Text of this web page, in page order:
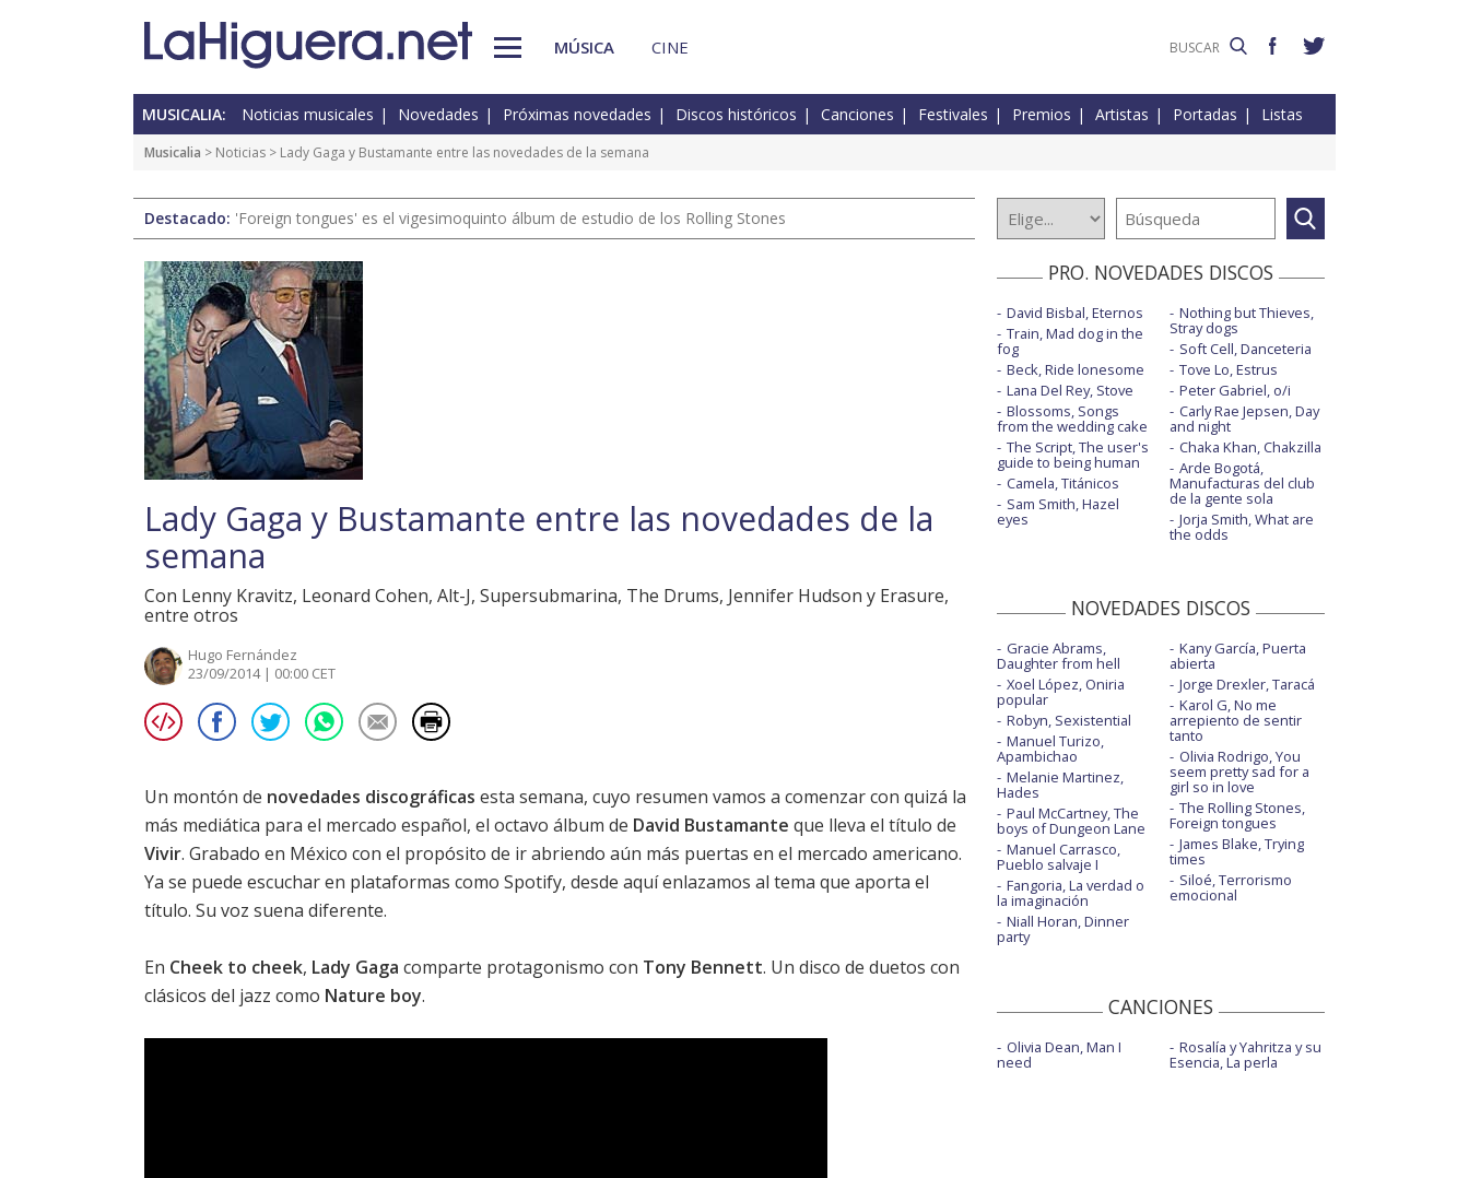
MÚSICA CINE
MUSICALIA: Noticias musicales Novedades Próximas novedades Discos históricos Canciones Festivales Premios Artistas Portadas Listas
Musicalia > Noticias > Lady Gaga y Bustamante entre las novedades de la semana
Destacado: 'Foreign tongues' es el vigesimoquinto álbum de estudio de los Rolling Stones
Lady Gaga y Bustamante entre las novedades de la
semana
Con Lenny Kravitz, Leonard Cohen, Alt-J, Supersubmarina, The Drums, Jennifer Hudson y Erasure,
entre otros
Hugo Fernández
23/09/2014 | 00:00 CET
Un montón de novedades discográficas esta semana, cuyo resumen vamos a comenzar con quizá la
más mediática para el mercado español, el octavo álbum de David Bustamante que lleva el título de
Vivir. Grabado en México con el propósito de ir abriendo aún más puertas en el mercado americano.
Ya se puede escuchar en plataformas como Spotify, desde aquíenlazamos al tema que aporta el
título. Su voz suena diferente.
En Cheek to cheek, Lady Gaga comparte protagonismo con Tony Bennett. Un disco de duetos con
clásicos del jazz como Nature boy.
PRO. NOVEDADES DISCOS
David Bisbal, Eternos
Train, Mad dog in the
fog
Beck, Ride lonesome
Lana Del Rey, Stove
Blossoms, Songs
from the wedding cake
The Script, The user's
guide to being human
Camela, Titánicos
Sam Smith, Hazel
eyes
Nothing but Thieves,
Stray dogs
Soft Cell, Danceteria
Tove Lo, Estrus
Peter Gabriel, o/i
Carly Rae Jepsen, Day
and night
Chaka Khan, Chakzilla
Arde Bogotá,
Manufacturas del club
de la gente sola
Jorja Smith, What are
the odds
NOVEDADES DISCOS
Gracie Abrams,
Daughter from hell
Xoel López, Oniria
popular
Robyn, Sexistential
Manuel Turizo,
Apambichao
Melanie Martinez,
Hades
Paul McCartney, The
boys of Dungeon Lane
Manuel Carrasco,
Pueblo salvaje I
Fangoria, La verdad o
la imaginación
Niall Horan, Dinner
party
Kany García, Puerta
abierta
Jorge Drexler, Taracá
Karol G, No me
arrepiento de sentir
tanto
Olivia Rodrigo, You
seem pretty sad for a
girl so in love
The Rolling Stones,
Foreign tongues
James Blake, Trying
times
Siloé, Terrorismo
emocional
CANCIONES
Olivia Dean, Man I
need
Rosalía y Yahritza y su
Esencia, La perla